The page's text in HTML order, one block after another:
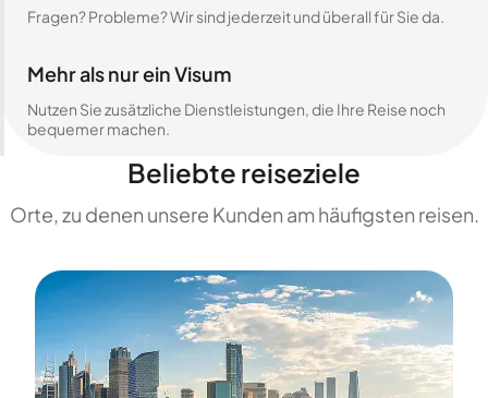
Fragen? Probleme? Wir sind jederzeit und überall für Sie da.
Mehr als nur ein Visum
Nutzen Sie zusätzliche Dienstleistungen, die Ihre Reise noch
bequemer machen.
Beliebte reiseziele
Orte, zu denen unsere Kunden am häufigsten reisen.